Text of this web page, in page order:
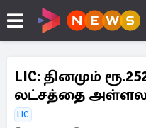
LIC: தினமும்
லட்சத்தை
LIC